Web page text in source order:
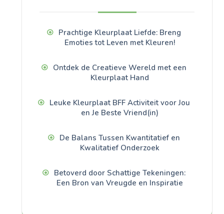
Prachtige Kleurplaat Liefde: Breng
Emoties tot Leven met Kleuren!
Ontdek de Creatieve Wereld met een
Kleurplaat Hand
Leuke Kleurplaat BFF Activiteit voor Jou
en Je Beste Vriend(in)
De Balans Tussen Kwantitatief en
Kwalitatief Onderzoek
Betoverd door Schattige Tekeningen:
Een Bron van Vreugde en Inspiratie